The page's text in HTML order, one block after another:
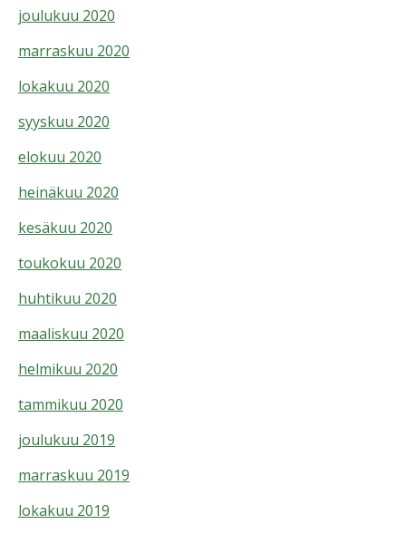
joulukuu 2020
marraskuu 2020
lokakuu 2020
syyskuu 2020
elokuu 2020
heinäkuu 2020
kesäkuu 2020
toukokuu 2020
huhtikuu 2020
maaliskuu 2020
helmikuu 2020
tammikuu 2020
joulukuu 2019
marraskuu 2019
lokakuu 2019